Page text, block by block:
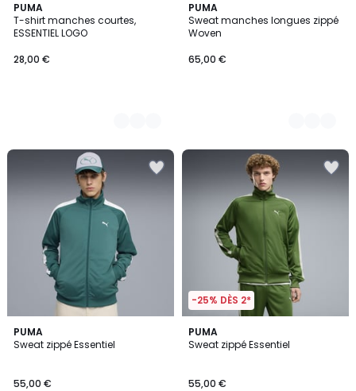
PUMA
T-shirt manches courtes,
ESSENTIEL LOGO
28,00 €
2
Couleurs
PUMA
Sweat manches longues zippé
Woven
65,00 €
2
Couleurs
PUMA
Sweat zippé Essentiel
55,00 €
2
Couleurs
-25% DÈS 2*
PUMA
Sweat zippé Essentiel
55,00 €
3
Couleurs